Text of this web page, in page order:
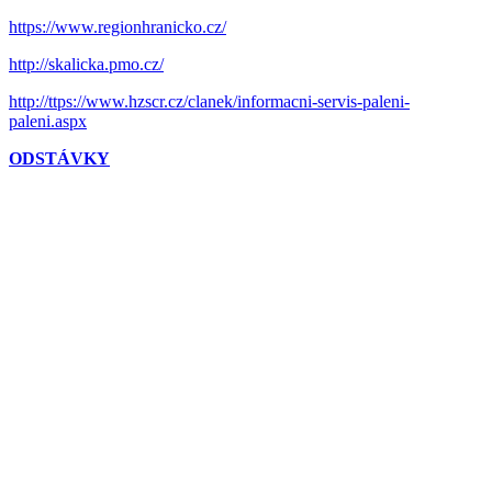
https://www.regionhranicko.cz/
http://skalicka.pmo.cz/
http://ttps://www.hzscr.cz/clanek/informacni-servis-paleni-
paleni.aspx
ODSTÁVKY